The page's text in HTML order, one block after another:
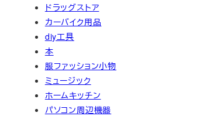
ドラッグストア
カーバイク用品
diy工具
本
服ファッション小物
ミュージック
ホームキッチン
パソコン周辺機器